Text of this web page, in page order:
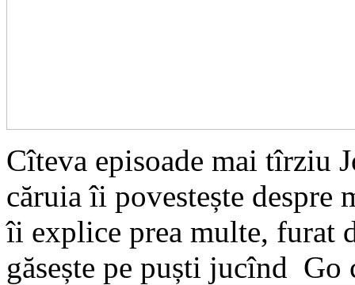
Cîteva episoade mai tîrziu
căruia îi povestește despre
îi explice prea multe, furat
găsește pe puști jucînd Go